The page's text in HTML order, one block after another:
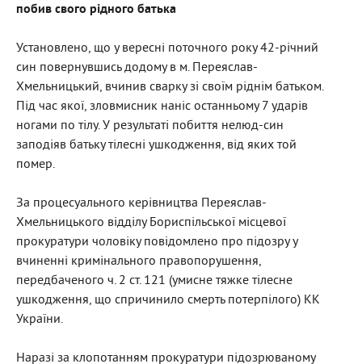
побив свого рідного батька
Установлено, що у вересні поточного року 42-річний
син повернувшись додому в м. Переяслав-
Хмельницький, вчинив сварку зі своїм ріднім батьком.
Під час якої, зловмисник наніс останньому 7 ударів
ногами по тілу. У результаті побиття нелюд-син
заподіяв батьку тілесні ушкодження, від яких той
помер.
За процесуального керівництва Переяслав-
Хмельницького відділу Бориспільської місцевої
прокуратури чоловіку повідомлено про підозру у
вчиненні кримінального правопорушення,
передбаченого ч. 2 ст. 121 (умисне тяжке тілесне
ушкодження, що спричинило смерть потерпілого) КК
України.
Наразі за клопотанням прокуратури підозрюваному